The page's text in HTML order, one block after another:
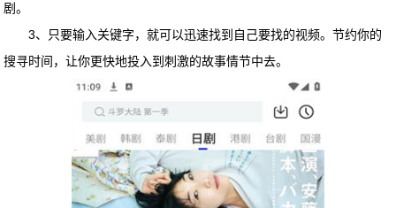
剧。
3、只要输入关键字，就可以迅速找到自己要找的视频。节约你的
搜寻时间，让你更快地投入到刺激的故事情节中去。